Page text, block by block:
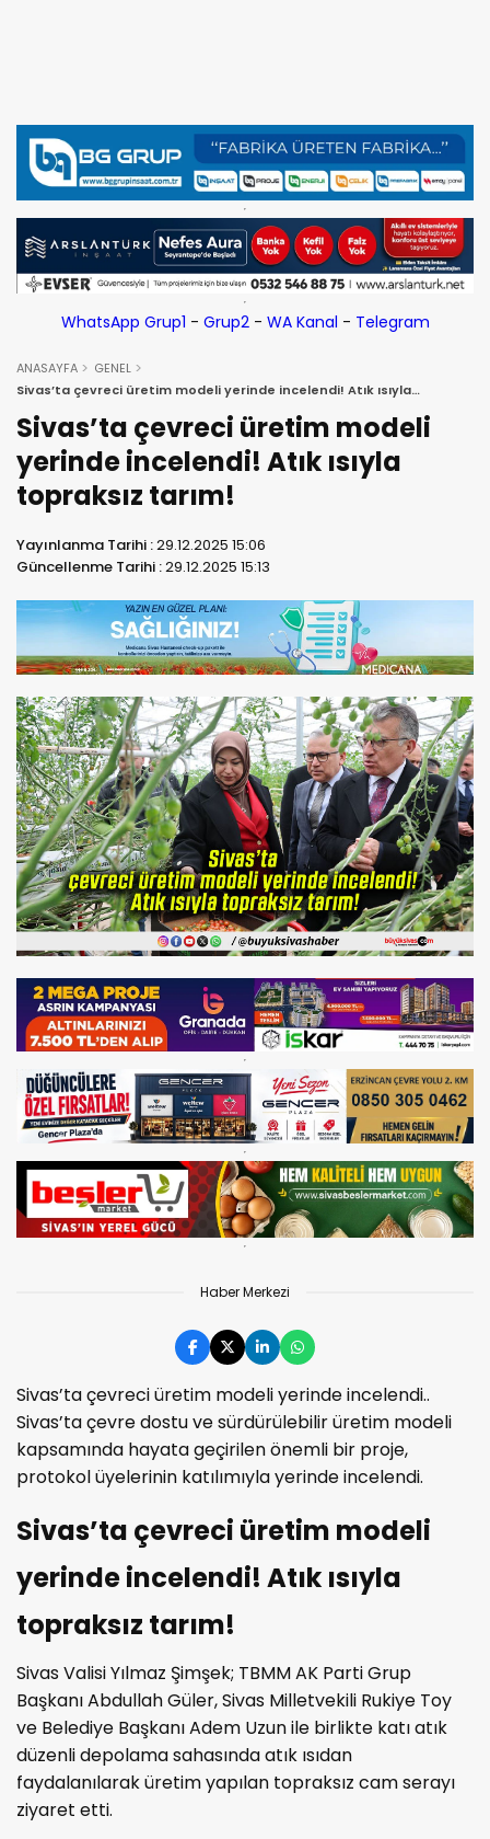
WhatsApp Grup1 - Grup2- WA Kanal - Telegram
ANASAYFA
GENEL
Sivas’ta çevreci üretim modeli yerinde incelendi! Atık ısıyla
topraksız tarım!
Sivas’ta çevreci üretim modeli
yerinde incelendi! Atık ısıyla
topraksız tarım!
Yayınlanma Tarihi :29.12.2025 15:06
Güncellenme Tarihi :29.12.2025 15:13
Haber Merkezi
Sivas’ta çevreci üretim modeli yerinde incelendi..
Sivas’ta çevre dostu ve sürdürülebilir üretim modeli
kapsamında hayata geçirilen önemli bir proje,
protokol üyelerinin katılımıyla yerinde incelendi.
Sivas’ta çevreci üretim modeli
yerinde incelendi! Atık ısıyla
topraksız tarım!
Sivas Valisi Yılmaz Şimşek; TBMM AK Parti Grup
Başkanı Abdullah Güler, Sivas Milletvekili Rukiye Toy
ve Belediye Başkanı Adem Uzun ile birlikte katı atık
düzenli depolama sahasında atık ısıdan
faydalanılarak üretim yapılan topraksız cam serayı
ziyaret etti.